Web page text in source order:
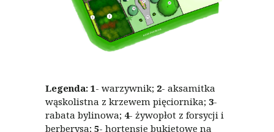
Legenda: 1- warzywnik; 2- aksamitka
wąskolistna z krzewem pięciornika; 3-
rabata bylinowa; 4- żywopłot z forsycji i
berberysa; 5- hortensje bukietowe na